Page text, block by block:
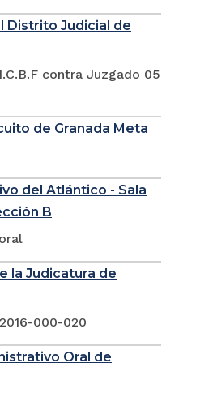
Distrito Judicial de
contra Juzgado 05
de Granada Meta
del Atlántico - Sala
B
la Judicatura de
000-020
Oral de